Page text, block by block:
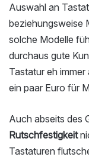
Auswahl an
beziehungsweise
solche Modelle
durchaus gute
Tastatur eh
ein paar Euro für
Auch abseits des
Rutschfestigkeit
Tastaturen